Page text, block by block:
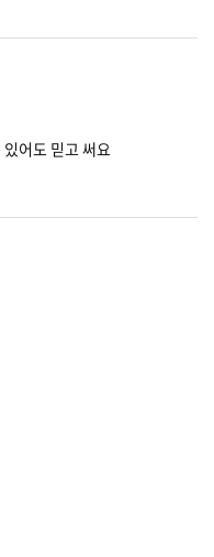
어도 믿고 써요